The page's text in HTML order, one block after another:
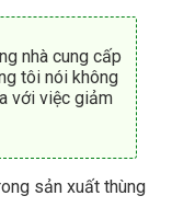
nhà cung cấp
tôi nói không
với việc giảm
sản xuất thùng